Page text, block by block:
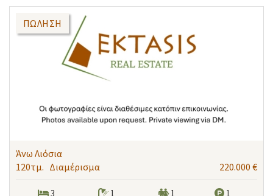
ΠΏΛΗΣΗ
Άνω Λιόσια
120τμ. Διαμέρισμα 220.000 €
3 1 1 1